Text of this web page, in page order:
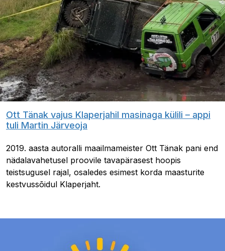
Ott Tänak vajus Klaperjahil masinaga külili – appi
tuli Martin Järveoja
2019. aasta autoralli maailmameister Ott Tänak pani end
nädalavahetusel proovile tavapärasest hoopis
teistsugusel rajal, osaledes esimest korda maasturite
kestvussõidul Klaperjaht.